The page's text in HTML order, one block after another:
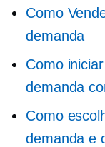
Como
demanda
Como
demanda
Como
demanda e